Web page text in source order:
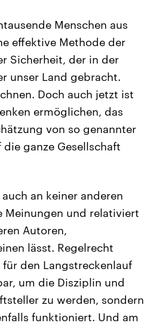
Menschen aus
effektive Methode der
Sicherheit, der in der
unser Land gebracht.
Doch auch jetzt ist
ermöglichen, das
von so genannter
ganze Gesellschaft
an keiner anderen
Meinungen und relativiert
Autoren,
lässt. Regelrecht
den Langstreckenlauf
um die Disziplin und
zu werden, sondern
funktioniert. Und am